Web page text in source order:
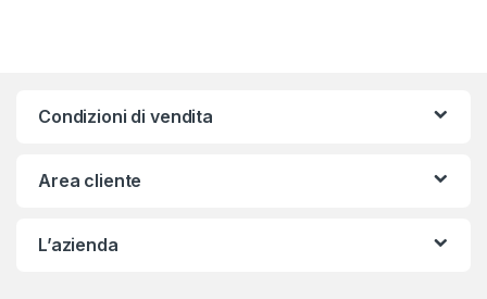
Condizioni di vendita
Area cliente
L’azienda